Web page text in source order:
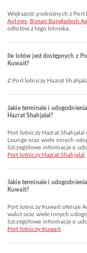
Większość podróżnych z
Airlines Biman Bangladesh
odlotów z tego lotniska.
Ile lotów jest dostępnych z
Kuwait?
Z Port lotniczy Hazrat
Jakie terminale i
Hazrat Shahjalal?
Port lotniczy Hazrat Shahjalal oferuje Usługa bankowa/bankomat, Parkingi,
Lounge oraz wiele innych
Szczegółowe informacje o
Port lotniczy Hazrat Shahjalal
Jakie terminale i
Kuwait?
Port lotniczy Kuwait oferuje Autobus wahadłowy, Taxi, Usługa wymiany
walut oraz wiele innych
Szczegółowe informacje o
Port lotniczy Kuwait.